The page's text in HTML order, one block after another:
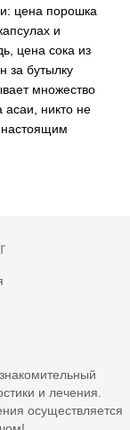
цена порошка
и
цена сока из
за бутылку
множество
асаи, никто не
настоящим
и лечения.
осуществляется